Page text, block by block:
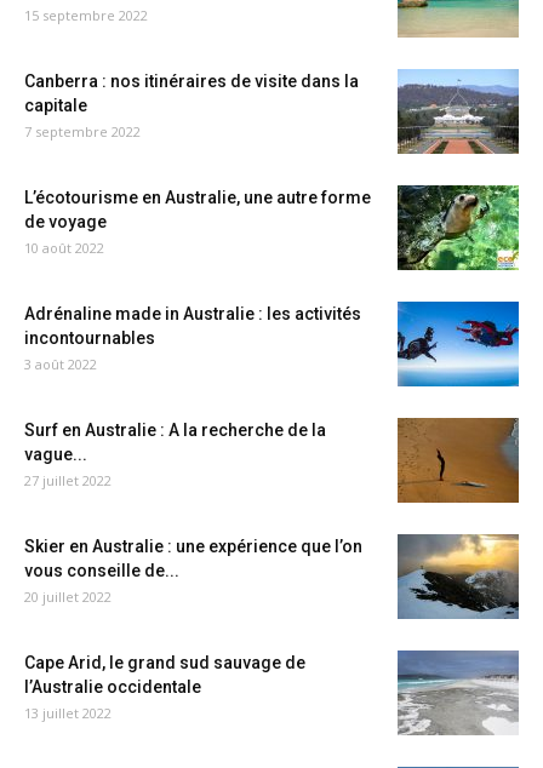
15 septembre 2022
Canberra : nos itinéraires de visite dans la
capitale
7 septembre 2022
L’écotourisme en Australie, une autre forme
de voyage
10 août 2022
Adrénaline made in Australie : les activités
incontournables
3 août 2022
Surf en Australie : A la recherche de la
vague...
27 juillet 2022
Skier en Australie : une expérience que l’on
vous conseille de...
20 juillet 2022
Cape Arid, le grand sud sauvage de
l’Australie occidentale
13 juillet 2022